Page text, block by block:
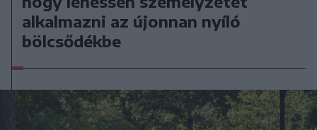
alkalmazni az újonnan nyíló
bölcsődékbe